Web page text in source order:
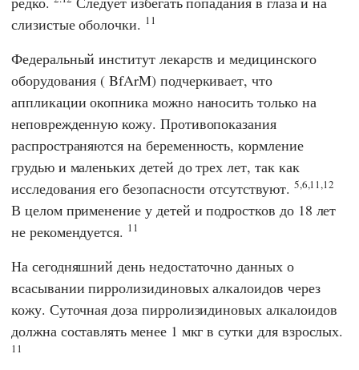
слизистые оболочки. 11
Федеральный институт лекарств и медицинского
оборудования (BfArM) подчеркивает, что
аппликации окопника можно наносить только на
неповрежденную кожу. Противопоказания
распространяются на беременность, кормление
грудью и маленьких детей до трех лет, так как
исследования его безопасности отсутствуют. 5,6,11,12
В целом применение у детей и подростков до 18 лет
не рекомендуется. 11
На сегодняшний день недостаточно данных о
всасывании пирролизидиновых алкалоидов через
кожу. Суточная доза пирролизидиновых алкалоидов
должна составлять менее 1 мкг в сутки для взрослых.
11